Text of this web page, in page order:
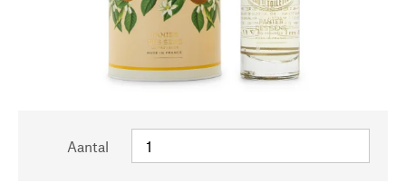
Aantal